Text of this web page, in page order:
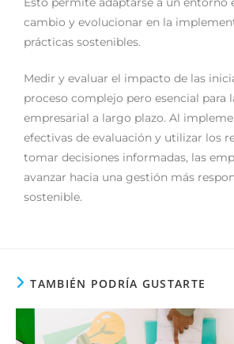
cambio y evolucionar en la
prácticas sostenibles.
Medir y evaluar el impacto de las
proceso complejo pero esencial para
empresarial a largo plazo. Al
efectivas de evaluación y utilizar los
tomar decisiones informadas, las
avanzar hacia una gestión más
sostenible.
TAMBIÉN PODRÍA GUSTARTE